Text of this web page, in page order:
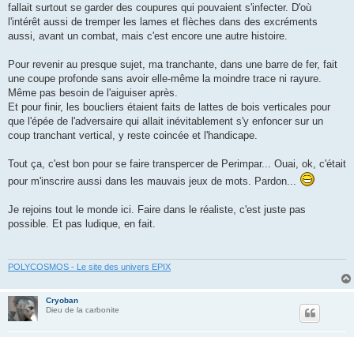
fallait surtout se garder des coupures qui pouvaient s'infecter. D'où
l'intérêt aussi de tremper les lames et flèches dans des excréments
aussi, avant un combat, mais c'est encore une autre histoire.
Pour revenir au presque sujet, ma tranchante, dans une barre de fer, fait
une coupe profonde sans avoir elle-même la moindre trace ni rayure.
Même pas besoin de l'aiguiser après.
Et pour finir, les boucliers étaient faits de lattes de bois verticales pour
que l'épée de l'adversaire qui allait inévitablement s'y enfoncer sur un
coup tranchant vertical, y reste coincée et l'handicape.
Tout ça, c'est bon pour se faire transpercer de Perimpar... Ouai, ok, c'était
pour m'inscrire aussi dans les mauvais jeux de mots. Pardon...
Je rejoins tout le monde ici. Faire dans le réaliste, c'est juste pas
possible. Et pas ludique, en fait.
POLYCOSMOS - Le site des univers EPIX
Cryoban
Dieu de la carbonite